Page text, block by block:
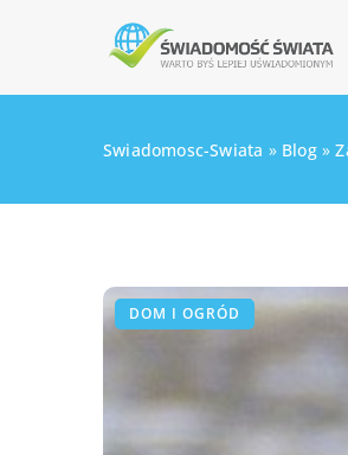
Swiadomosc-Swiata » Blog»
DOM I OGRÓD